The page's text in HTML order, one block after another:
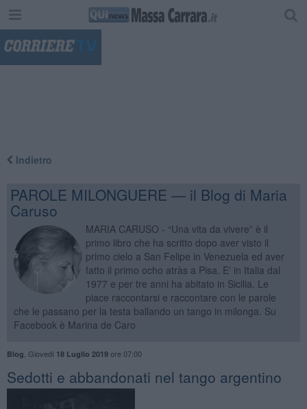
Indietro
PAROLE MILONGUERE — il Blog di Maria
Caruso
MARIA CARUSO - “Una vita da vivere” è il
primo libro che ha scritto dopo aver visto il
primo cielo a San Felipe in Venezuela ed aver
fatto il primo ocho atràs a Pisa. E' in Italia dal
1977 e per tre anni ha abitato in Sicilia. Le
piace raccontarsi e raccontare con le parole
che le passano per la testa ballando un tango in milonga. Su
Facebook è Marina de Caro
Blog Giovedì 18 Luglio 2019ore 07:00
Sedotti e abbandonati nel tango argentino